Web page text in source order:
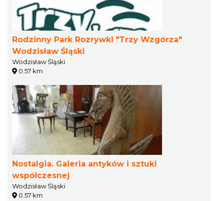
Rodzinny Park Rozrywki "Trzy Wzgórza"
Wodzisław Śląski
Wodzisław Śląski
0.57 km
Nostalgia. Galeria antyków i sztuki
współczesnej
Wodzisław Śląski
0.57 km